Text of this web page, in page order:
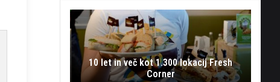
10 let in več kot 1.300 lokacij Fresh
Corner